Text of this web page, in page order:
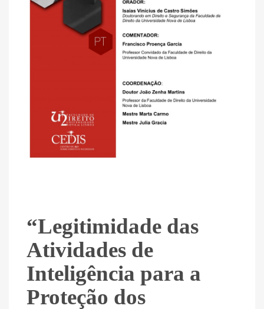
“Legitimidade das
Atividades de
Inteligência para a
Proteção dos